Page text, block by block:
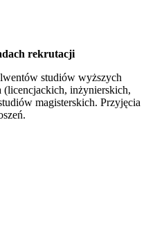
rekrutacji
studiów wyższych
(licencjackich, inżynierskich,
magisterskich. Przyjęcia